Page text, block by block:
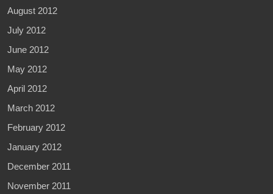
August 2012
July 2012
June 2012
May 2012
April 2012
March 2012
February 2012
January 2012
December 2011
November 2011